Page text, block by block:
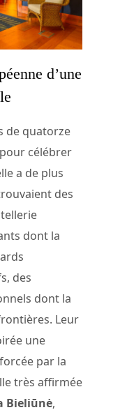
d’une
de quatorze
célébrer
a de plus
des
dont la
des
dont la
Leur
une
par la
très affirmée
Bieliūnė,